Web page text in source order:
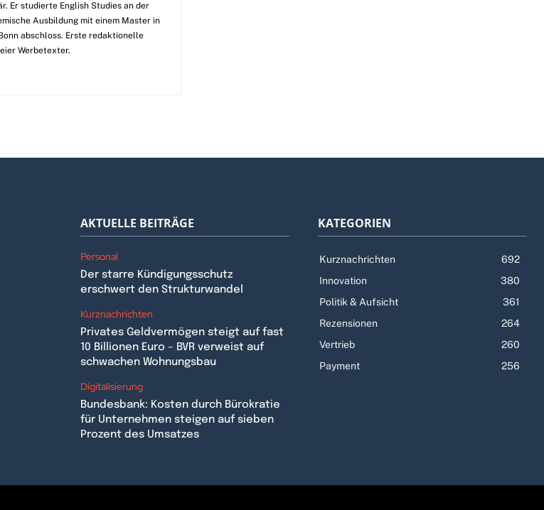
Er studierte English Studies an der
Ausbildung mit einem Master in
abschloss. Erste redaktionelle
Werbetexter.
AKTUELLE BEITRÄGE
Personal
Der starre Kündigungsschutz
erschwert den Strukturwandel
Kurznachrichten
Privates Geldvermögen steigt auf fast
10 Billionen Euro – BVR verweist auf
schwachen Wohnungsbau
Digitalisierung
Bundesbank: Kosten durch Bürokratie
für Unternehmen steigen auf sieben
Prozent des Umsatzes
KATEGORIEN
Kurznachrichten
692
Innovation
380
Politik & Aufsicht
361
Rezensionen
264
Vertrieb
260
Payment
256